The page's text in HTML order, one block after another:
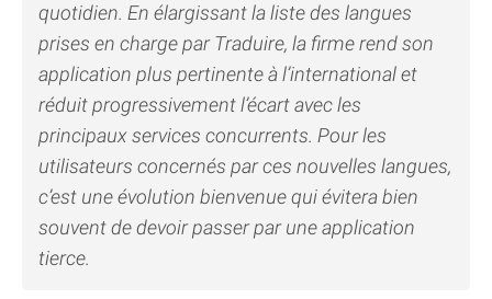
quotidien. En élargissant la liste des langues
prises en charge par Traduire, la firme rend son
application plus pertinente à l’international et
réduit progressivement l’écart avec les
principaux services concurrents. Pour les
utilisateurs concernés par ces nouvelles langues,
c’est une évolution bienvenue qui évitera bien
souvent de devoir passer par une application
tierce.